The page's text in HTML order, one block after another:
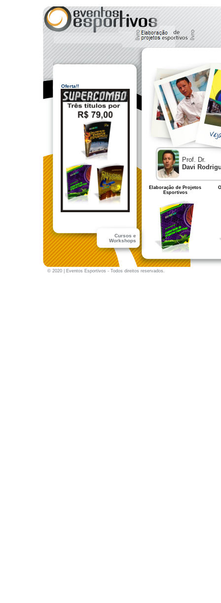
Cursos e
Workshops
© 2020 | Eventos Esportivos - Todos direitos reservados.